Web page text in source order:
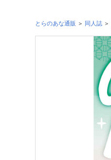
とらのあな通販 同人誌